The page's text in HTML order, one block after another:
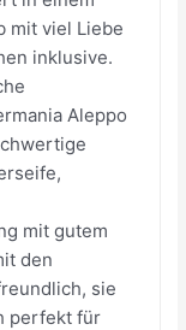
mit viel Liebe
inklusive.
Aleppo
mit gutem
den
sie
perfekt für